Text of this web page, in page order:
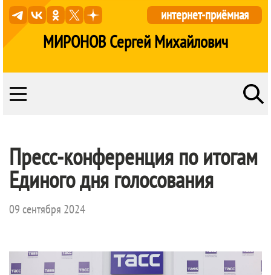
МИРОНОВ Сергей Михайлович
интернет-приёмная
Пресс-конференция по итогам
Единого дня голосования
09 сентября 2024